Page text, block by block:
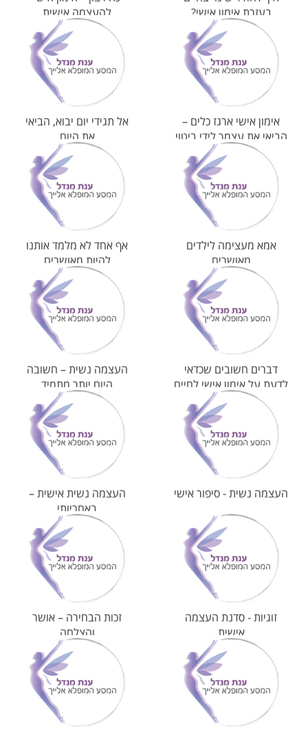
בעזרת אימון אישי?
להעצמה אישית
אימון אישי ארגז כלים –
הביאי את עצמך לידי ביטוי
אל תגידי יום יבוא, הביאי
את היום
אמא מעצימה לילדים
מאושרים
אף אחד לא מלמד אותנו
להיות מאושרים
דברים חשובים שכדאי
לדעת על אימון אישי לחיים
העצמה נשית – חשובה
היום יותר מתמיד
העצמה נשית - סיפור אישי
העצמה נשית אישית –
באחריותי
זוגיות - סדנת העצמה
אישית
זכות הבחירה – אושר
והצלחה